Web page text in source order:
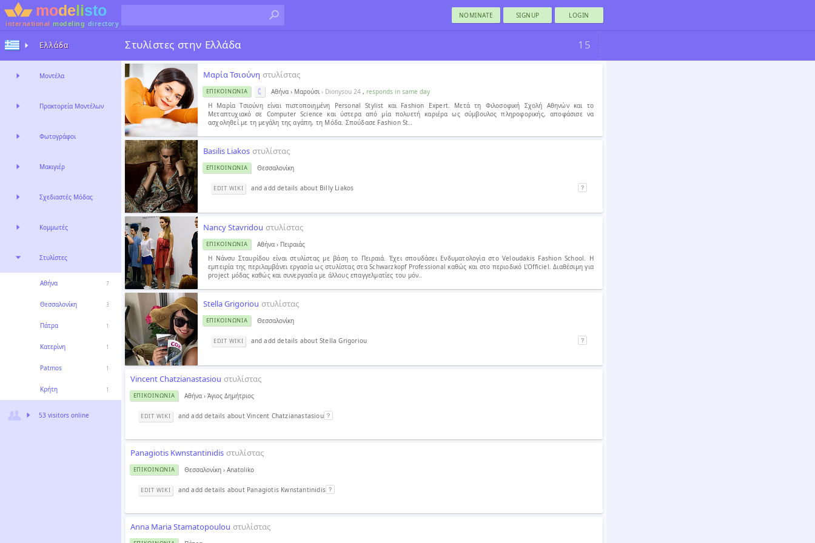
international modeling directory
NOMINATE SIGNUP LOGIN
Στυλίστες στην Ελλάδα 15
Μαρία Τσιούνη στυλίστας
ΕΠΙΚΟΙΝΩΝΊΑ Αθήνα› Μαρούσι › Dionysou 24, responds in same day
Η Μαρία Τσιούνη είναι πιστοποιημένη Personal Stylist και Fashion Expert. Μετά τη Φιλοσοφική Σχολή Αθηνών και το
Μεταπτυχιακό σε Computer Science και ύστερα από μία πολυετή καριέρα ως σύμβουλος πληροφορικής, αποφάσισε να
ασχοληθεί με τη μεγάλη της αγάπη, τη Μόδα. Σπούδασε Fashion St..
Basilis Liakos στυλίστας
ΕΠΙΚΟΙΝΩΝΊΑ Θεσσαλονίκη
EDIT WIKI and add details about Billy Liakos
Nancy Stavridou στυλίστας
ΕΠΙΚΟΙΝΩΝΊΑ Αθήνα› Πειραιάς
Η Νάνσυ Σταυρίδου είναι στυλίστας με βάση το Πειραιά. Έχει σπουδάσει Ενδυματολογία στο Veloudakis Fashion School. Η
εμπειρία της περιλαμβάνει εργασία ως στυλίστας στα Schwarzkopf Professional καθώς και στο περιοδικό L'Officiel. Διαθέσιμη για
project μόδας καθώς και συνεργασία με άλλους επαγγελματίες του μόν..
Stella Grigoriou στυλίστας
ΕΠΙΚΟΙΝΩΝΊΑ Θεσσαλονίκη
EDIT WIKI and add details about Stella Grigoriou
Vincent Chatzianastasiou στυλίστας
ΕΠΙΚΟΙΝΩΝΊΑ Αθήνα› Άγιος Δημήτριος
EDIT WIKI and add details about Vincent Chatzianastasiou
Panagiotis Kwnstantinidis στυλίστας
ΕΠΙΚΟΙΝΩΝΊΑ Θεσσαλονίκη› Anatoliko
EDIT WIKI and add details about Panagiotis Kwnstantinidis
Anna Maria Stamatopoulou στυλίστας
Ελλάδα
Μοντέλα
Πρακτορεία Μοντέλων
Φωτογράφοι
Μακιγιέρ
Σχεδιαστές Μόδας
Κομμωτές
Στυλίστες
Αθήνα 7
Θεσσαλονίκη 3
Πάτρα 1
Κατερίνη 1
Patmos 1
Κρήτη 1
53 visitors online